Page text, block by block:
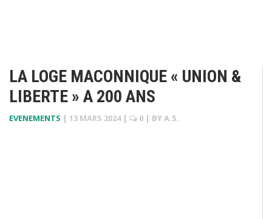
LA LOGE MACONNIQUE « UNION &
LIBERTE » A 200 ANS
EVENEMENTS | 13 MARS 2024 | 0 | BYA.S.